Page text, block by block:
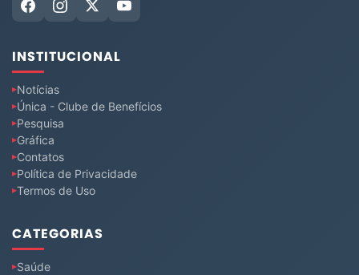
INSTITUCIONAL
Notícias
Única - Clube de Benefícios
Pesquisa
Gráfica
Contatos
Política de Privacidade
Termos de Uso
CATEGORIAS
Saúde